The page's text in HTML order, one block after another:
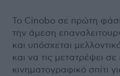
Το Cinobo σε πρώτη
την άμεση
και υπόσχεται
και να τις μετατρέψει
κινηματογραφικό σπίτι